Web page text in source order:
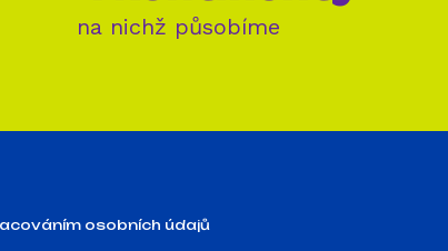
na nichž působíme
osobních údajů